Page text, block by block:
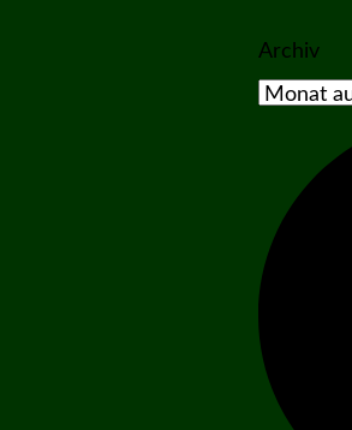
Archiv